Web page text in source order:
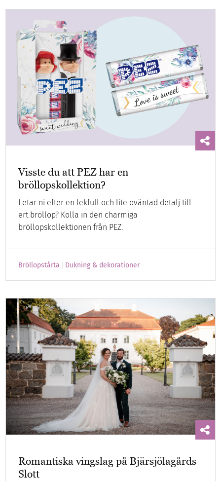
Visste du att PEZ har en
bröllopskollektion?
Letar ni efter en lekfull och lite oväntad detalj till
ert bröllop? Kolla in den charmiga
bröllopskollektionen från PEZ.
Bröllopstårta Dukning & dekorationer
Romantiska vingslag på Bjärsjölagårds
Slott